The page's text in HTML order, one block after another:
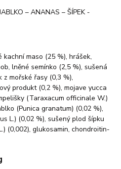
– ANANAS – ŠÍPEK -
maso (25 %), hrášek,
lněné semínko (2,5 %), sušená
z mořské řasy (0,3 %),
produkt (0,2 %), mojave yucca
(Taraxacum officinale W.)
(Punica granatum) (0,02 %),
L.) (0,02 %), sušený plod šípku
(0,002), glukosamin, chondroitin-